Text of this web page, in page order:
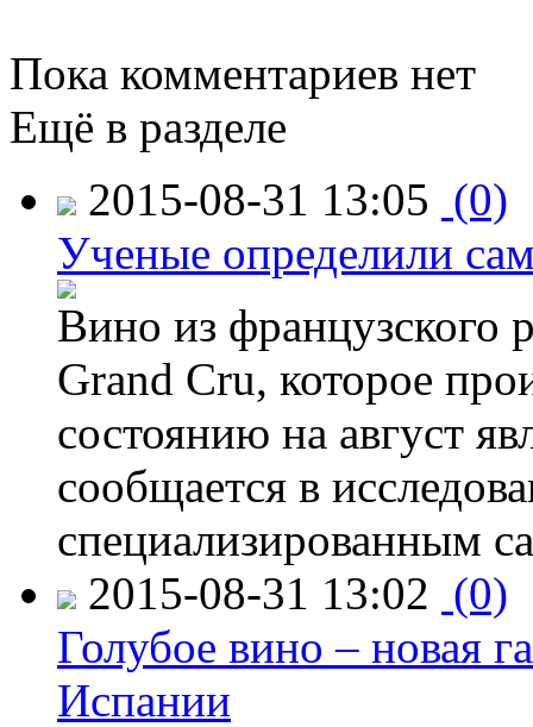
Пока комментариев нет
Ещё в разделе
2015-08-31 13:05 (0)
Ученые определили
Вино из французского
Grand Cru, которое
состоянию на август
сообщается в
специализированным
2015-08-31 13:02 (0)
Голубое вино – новая
Испании